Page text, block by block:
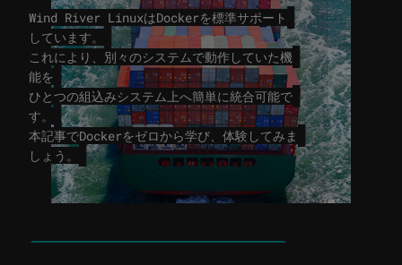
Wind River LinuxはDockerを標準サポート
しています。
これにより、別々のシステムで動作していた機
能を
ひとつの組込みシステム上へ簡単に統合可能で
す。
本記事でDockerをゼロから学び、体験してみま
しょう。